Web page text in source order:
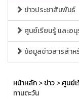
ข่าวประชาสัมพันธ์
ศูนย์เรียนรู้ และอ
ข้อมูลข่าวสารสำ
หน้าหลัก>ข่าว>ศูนย์
ทานตะวัน